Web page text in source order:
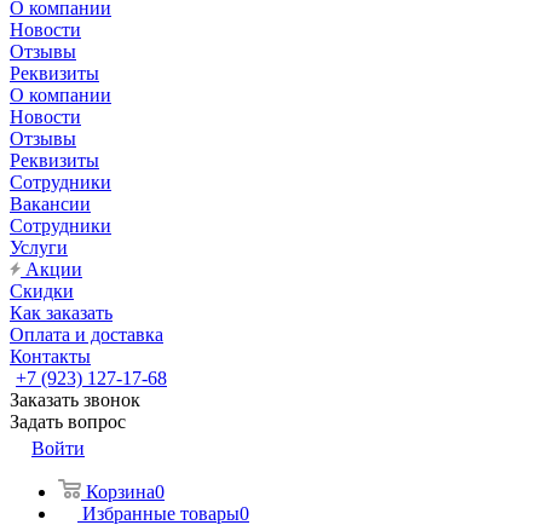
О компании
Новости
Отзывы
Реквизиты
О компании
Новости
Отзывы
Реквизиты
Сотрудники
Вакансии
Сотрудники
Услуги
Акции
Скидки
Как заказать
Оплата и доставка
Контакты
+7 (923) 127-17-68
Заказать звонок
Задать вопрос
Войти
Корзина0
Избранные товары0